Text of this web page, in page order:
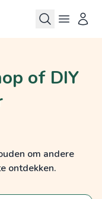
of DIY
om andere
ontdekken.